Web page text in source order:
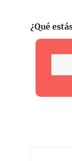
¿Qué